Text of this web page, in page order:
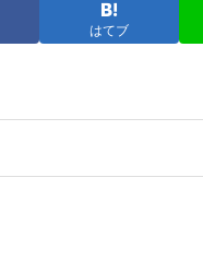
はてブ